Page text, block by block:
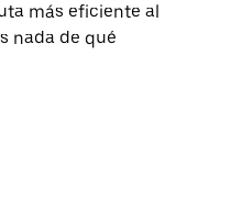
más eficiente al
nada de qué